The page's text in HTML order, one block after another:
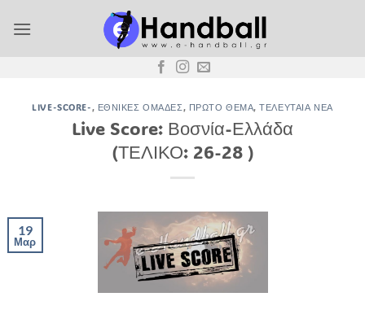
στο
LIVE-SCORE-, ΕΘΝΙΚΈΣ ΟΜΆΔΕΣ, ΠΡΏΤΟ ΘΈΜΑ,ΤΕΛΕΥΤΑΊΑ ΝΈΑ
Live Score: Βοσνία-Ελλάδα
(ΤΕΛΙΚΟ: 26-28 )
19
Μαρ